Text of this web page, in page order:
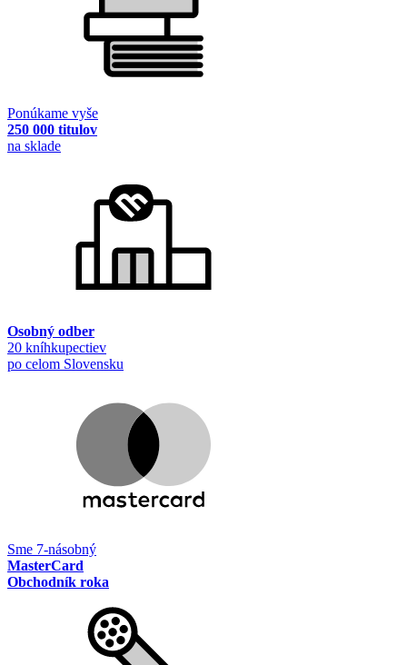
Ponúkame vyše
250 000 titulov
na sklade
Osobný odber
20 kníhkupectiev
po celom Slovensku
Sme 7-násobný
MasterCard
Obchodník roka